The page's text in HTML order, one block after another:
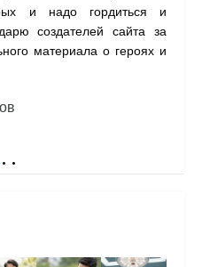
и надо гордиться и
создателей сайта за
материала о героях и